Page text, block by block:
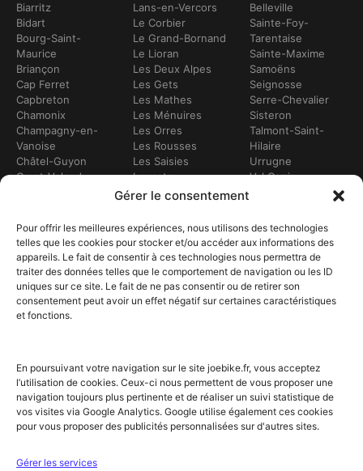
Gérer le consentement
Pour offrir les meilleures expériences, nous utilisons des technologies
telles que les cookies pour stocker et/ou accéder aux informations des
appareils. Le fait de consentir à ces technologies nous permettra de
traiter des données telles que le comportement de navigation ou les ID
uniques sur ce site. Le fait de ne pas consentir ou de retirer son
consentement peut avoir un effet négatif sur certaines caractéristiques
et fonctions.
En poursuivant votre navigation sur le site joebike.fr, vous acceptez
l’utilisation de cookies. Ceux-ci nous permettent de vous proposer une
navigation toujours plus pertinente et de réaliser un suivi statistique de
vos visites via Google Analytics. Google utilise également ces cookies
pour vous proposer des publicités personnalisées sur d'autres sites.
Gérer les services
Biarritz
Bidart
Bourg-Saint-
Maurice
Briançon
Cap Ferret
Capbreton
Chamonix
Champagny-en-
Vanoise
Châtel-Guyon
Crest-Voland
Embrun
Flumet
Frontignan
Gourette
Gruissan
Hendaye
Hossegor
Lans-en-Vercors
Le Corbier
Le Grand-Bornand
Le Lioran
Les Deux Alpes
Les Gets
Les Mathes
Les Ménuires
Les Orres
Les Rousses
Les Saisies
Leucate
Lézignan-
Loudenvielle
Luchon
Luz-Saint-Sauveur
Marennes
Marseille
Méribel
Belleville
Sainte-Foy-
Tarentaise
Sainte-Maxime
Samoëns
Seignosse
Serre-Chevalier
Sisteron
Talmont-Saint-
Hilaire
Urrugne
Val Cenis
Valberg
Vars
Vendays-
Montalivet
Villard-de-Lans
Villarodin-Bourget
Achat de vélo
Atelier vélo
Livraison à domicile
Itinéraires vélo
Sorties guidées
NOTRE RÉSEAU ET PARTENAIRES